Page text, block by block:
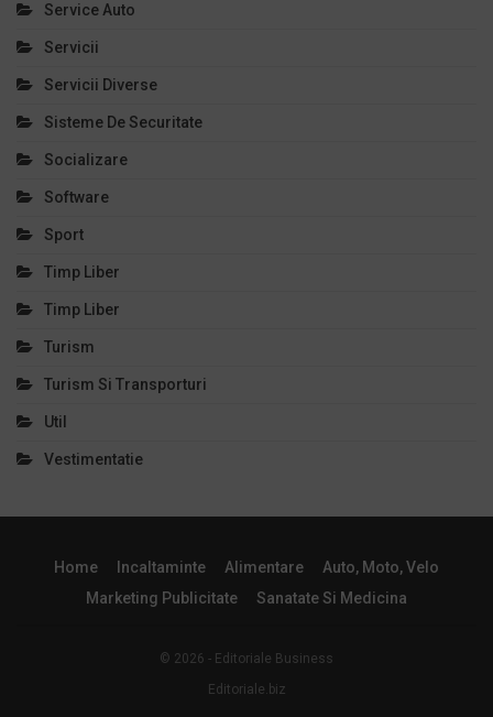
Service Auto
Servicii
Servicii Diverse
Sisteme De Securitate
Socializare
Software
Sport
Timp Liber
Timp Liber
Turism
Turism Si Transporturi
Util
Vestimentatie
Home Incaltaminte Alimentare
Auto, Moto, Velo
Marketing Publicitate
Sanatate Si Medicina
© 2026 - Editoriale Business
Editoriale.biz